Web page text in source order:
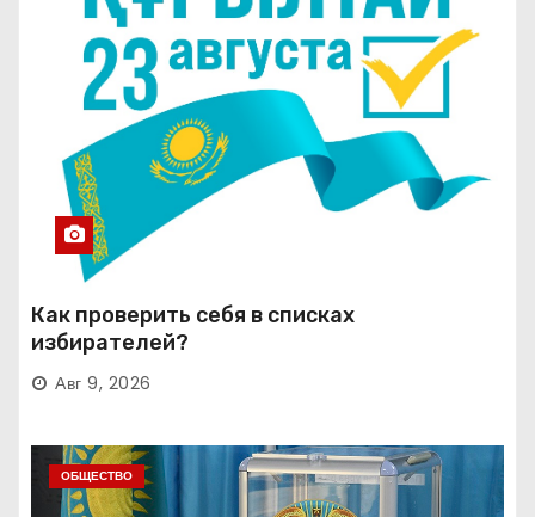
Как проверить себя в списках
избирателей?
Авг 9, 2026
ОБЩЕСТВО